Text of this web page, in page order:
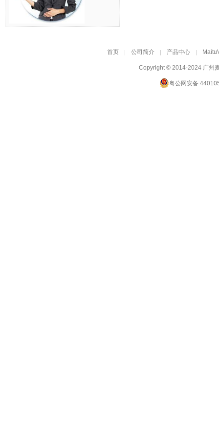
首页 公司简介 产品中心
Copyright © 2014-2024 广州
粤公网安备